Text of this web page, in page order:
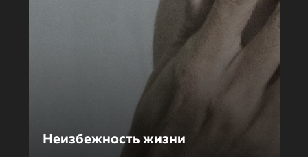
Неизбежность жизни